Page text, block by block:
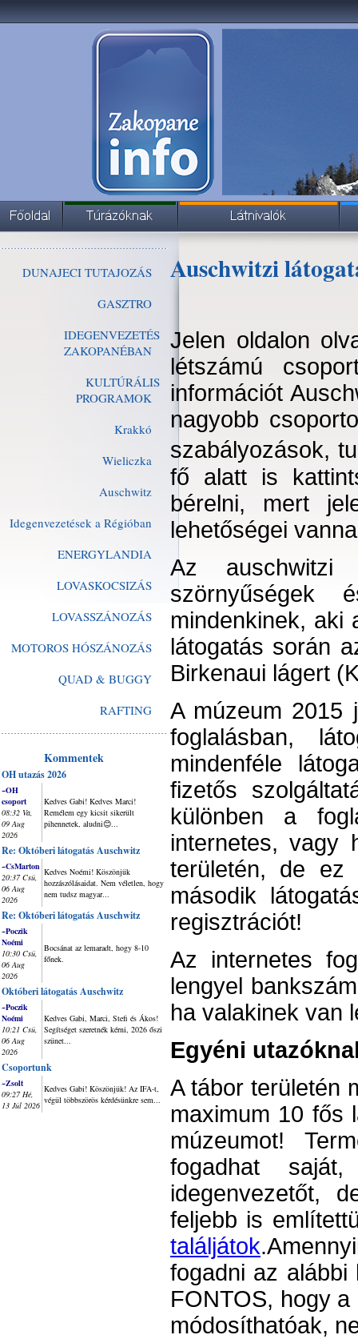
DUNAJECI TUTAJOZÁS
GASZTRO
IDEGENVEZETÉS
ZAKOPANÉBAN
KULTÚRÁLIS
PROGRAMOK
Krakkó
Wieliczka
Auschwitz
Idegenvezetések a Régióban
ENERGYLANDIA
LOVASKOCSIZÁS
LOVASSZÁNOZÁS
MOTOROS HÓSZÁNOZÁS
QUAD & BUGGY
RAFTING
Kommentek
OH utazás 2026
~OH
csoport
08:32 Va,
09 Aug
2026
Kedves Gabi! Kedves Marci!
Remélem egy kicsit sikerült
pihennetek, aludni😊...
Re: Októberi látogatás Auschwitz
~CsMarton
20:37 Csü,
06 Aug
2026
Kedves Noémi! Köszönjük
hozzászólásaidat. Nem véletlen, hogy
nem tudsz magyar...
Re: Októberi látogatás Auschwitz
~Poczik
Noémi
10:30 Csü,
06 Aug
2026
Bocsánat az lemaradt, hogy 8-10
főnek.
Októberi látogatás Auschwitz
~Poczik
Noémi
10:21 Csü,
06 Aug
2026
Kedves Gabi, Marci, Stefi és Ákos!
Segítséget szeretnék kérni, 2026 őszi
szünet...
Csoportunk
~Zsolt
09:27 Hé,
13 Júl 2026
Kedves Gabi! Köszönjük! Az IFA-t,
végül többszörös kérdésünkre sem...
Auschwitzi
Jelen oldalon
létszámú
információt
nagyobb
szabályozások,
fő alatt is
bérelni, mert
lehetőségei
Az auschwitzi
szörnyűségek
mindenkinek, aki
látogatás során
Birkenaui lágert
A múzeum 2015
foglalásban,
mindenféle
fizetős
különben a
internetes, vagy
területén, de ez
második
regisztrációt!
Az internetes
lengyel
ha valakinek van
Egyéni
A tábor területén
maximum 10 fős
múzeumot!
fogadhat
idegenvezetőt,
feljebb is
találjátok.
fogadni az alábbi
FONTOS, hogy
módosíthatóak,